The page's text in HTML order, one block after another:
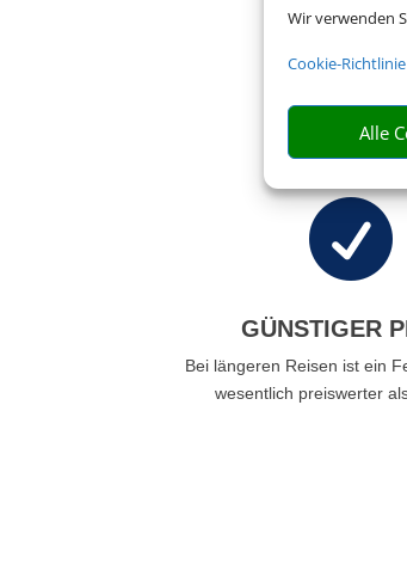
Wir verwenden
Cookie-Richtlinie
Alle

GÜNSTIGER
Bei längeren Reisen ist ein
wesentlich preiswerter